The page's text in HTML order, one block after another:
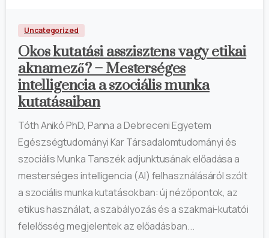
Uncategorized
Okos kutatási asszisztens vagy etikai
aknamező? – Mesterséges
intelligencia a szociális munka
kutatásaiban
Tóth Anikó PhD, Panna a Debreceni Egyetem
Egészségtudományi Kar Társadalomtudományi és
szociális Munka Tanszék adjunktusának előadása a
mesterséges intelligencia (AI) felhasználásáról szólt
a szociális munka kutatásokban: új nézőpontok, az
etikus használat, a szabályozás és a szakmai-kutatói
felelősség megjelentek az előadásban...